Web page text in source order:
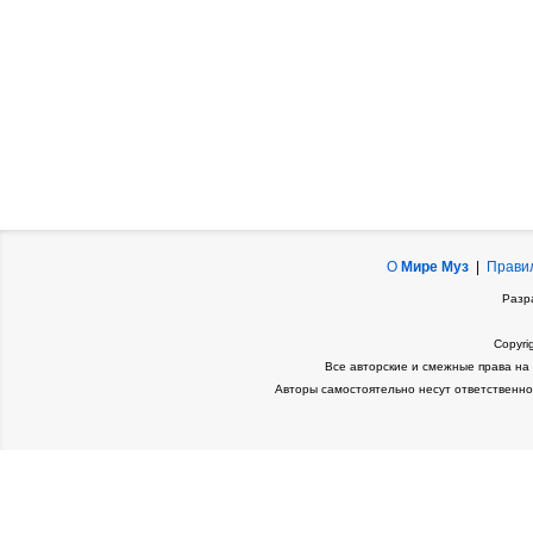
О Мире Муз|
Все авторские и смежные права
Авторы самостоятельно несут